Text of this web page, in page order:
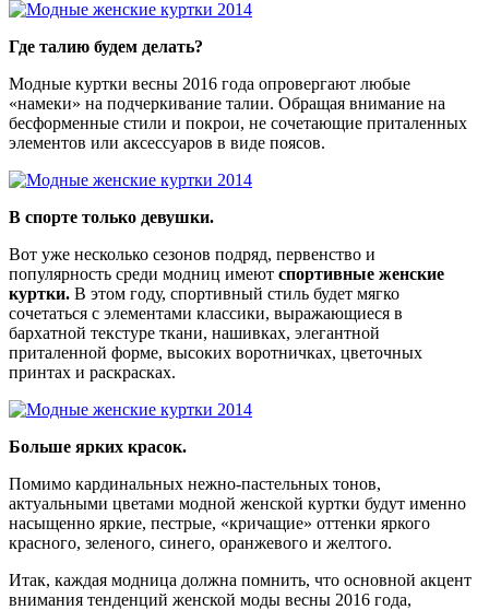
Где талию будем делать?
Модные куртки весны 2016 года опровергают любые
«намеки» на подчеркивание талии. Обращая внимание на
бесформенные стили и покрои, не сочетающие приталенных
элементов или аксессуаров в виде поясов.
В спорте только девушки.
Вот уже несколько сезонов подряд, первенство и
популярность среди модниц имеют спортивные женские
куртки. В этом году, спортивный стиль будет мягко
сочетаться с элементами классики, выражающиеся в
бархатной текстуре ткани, нашивках, элегантной
приталенной форме, высоких воротничках, цветочных
принтах и раскрасках.
Больше ярких красок.
Помимо кардинальных нежно-пастельных тонов,
актуальными цветами модной женской куртки будут именно
насыщенно яркие, пестрые, «кричащие» оттенки яркого
красного, зеленого, синего, оранжевого и желтого.
Итак, каждая модница должна помнить, что основной акцент
внимания тенденций женской моды весны 2016 года,